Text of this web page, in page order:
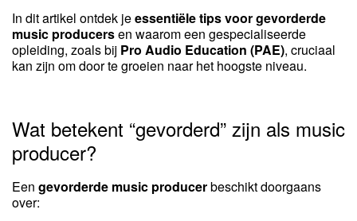
In dit artikel ontdek jeessentiële tips voor gevorderde
music producersen waarom een gespecialiseerde
opleiding, zoals bij Pro Audio Education (PAE), cruciaal
kan zijn om door te groeien naar het hoogste niveau.
Wat betekent “gevorderd” zijn als music
producer?
Een gevorderde music producerbeschikt doorgaans
over: